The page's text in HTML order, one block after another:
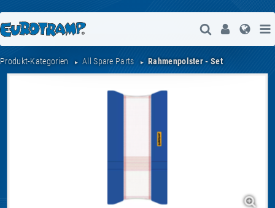
Suche
User
Produkt-Kategorien All Spare Parts Rahmenpolster - Set